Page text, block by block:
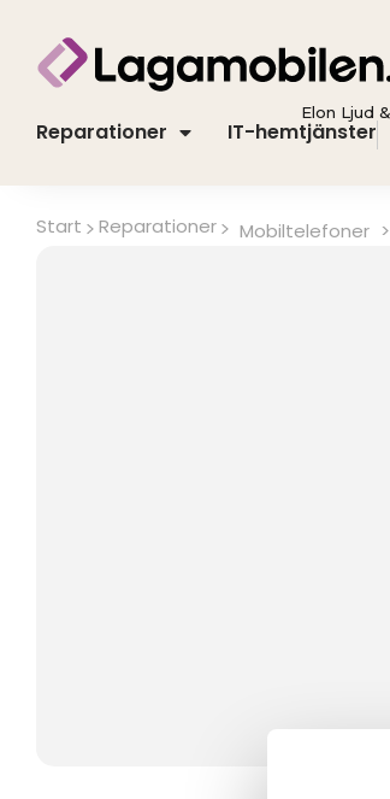
innehåll
Elon Ljud
Reparationer IT-hemtjänster
Start Reparationer Mobiltelefoner >